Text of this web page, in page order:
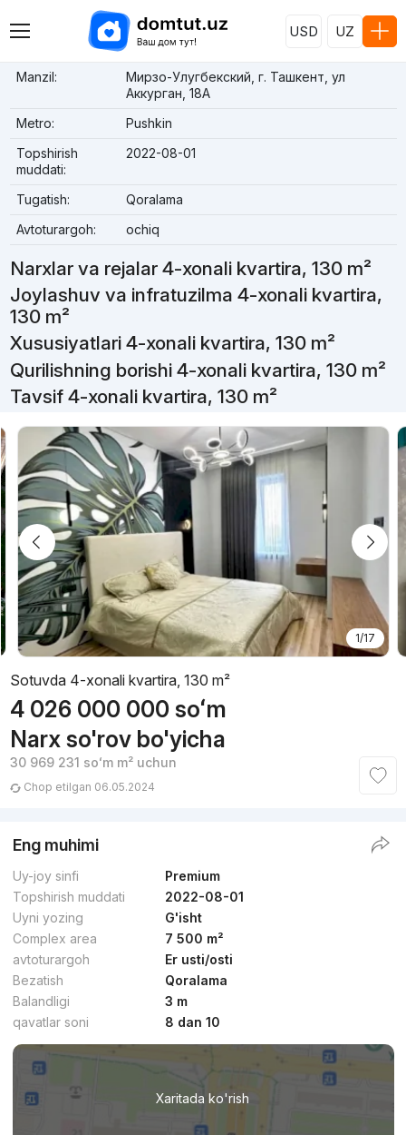
USD UZ
Manzil:
Мирзо-Улугбекский, г. Ташкент, ул
Аккурган, 18A
Metro:
Pushkin
Topshirish
muddati:
2022-08-01
Tugatish:
Qoralama
Avtoturargoh:
ochiq
Narxlar va rejalar 4-xonali kvartira, 130 m²
Joylashuv va infratuzilma 4-xonali kvartira,
130 m²
Xususiyatlari 4-xonali kvartira, 130 m²
Qurilishning borishi 4-xonali kvartira, 130 m²
Tavsif 4-xonali kvartira, 130 m²
1/17
Sotuvda 4-xonali kvartira, 130 m²
4 026 000 000 soʻm
Narx so'rov bo'yicha
30 969 231 soʻmm² uchun
Chop etilgan 06.05.2024
Eng muhimi
Uy-joy sinfi
Premium
Topshirish muddati
2022-08-01
Uyni yozing
G'isht
Complex area
7 500 m²
avtoturargoh
Er usti/osti
Bezatish
Qoralama
Balandligi
3 m
qavatlar soni
8 dan 10
Xaritada ko'rish